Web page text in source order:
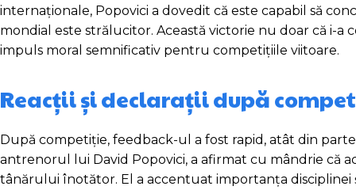
internaționale, Popovici a dovedit că este capabil să
mondial este strălucitor. Această victorie nu doar că i-
impuls moral semnificativ pentru competițiile viitoare.
Reacții și declarații după
După competiție, feedback-ul a fost rapid, atât din
antrenorul lui David Popovici, a afirmat cu mândrie că
tânărului înotător. El a accentuat importanța